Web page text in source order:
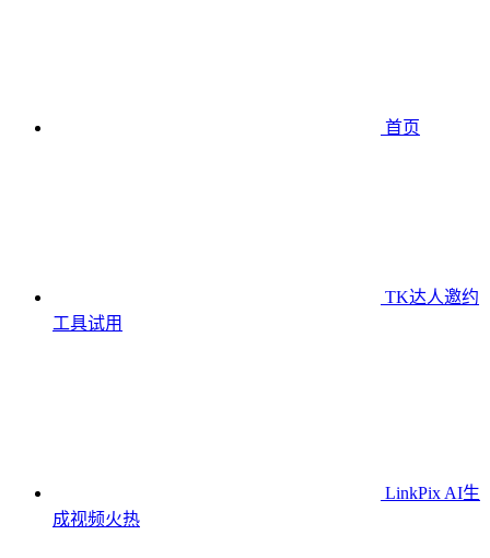
首页
TK达人邀约
工具试用
LinkPix AI生
成视频火热